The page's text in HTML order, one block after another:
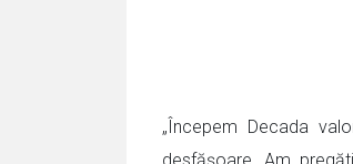
„Începem Decada